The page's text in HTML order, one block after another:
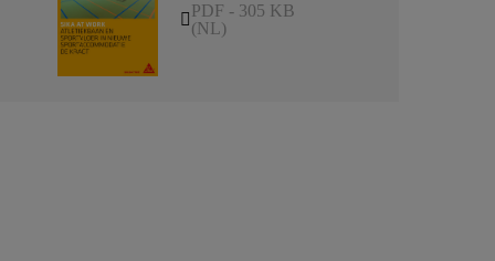
PDF - 305 KB
(NL)